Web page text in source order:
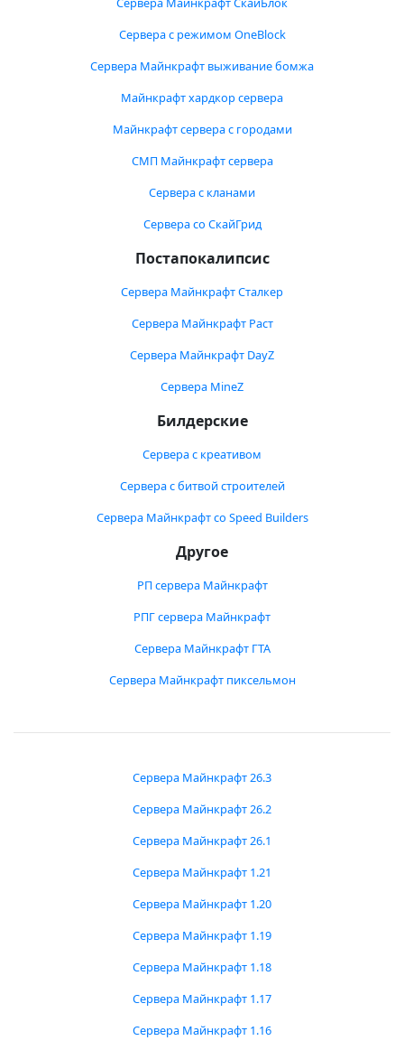
Сервера с режимом OneBlock
Сервера Майнкрафт выживание бомжа
Майнкрафт хардкор сервера
Майнкрафт сервера с городами
СМП Майнкрафт сервера
Сервера с кланами
Сервера со СкайГрид
Постапокалипсис
Сервера Майнкрафт Сталкер
Сервера Майнкрафт Раст
Сервера Майнкрафт DayZ
Сервера MineZ
Билдерские
Сервера с креативом
Сервера с битвой строителей
Сервера Майнкрафт со Speed Builders
Другое
РП сервера Майнкрафт
РПГ сервера Майнкрафт
Сервера Майнкрафт ГТА
Сервера Майнкрафт пиксельмон
Сервера Майнкрафт 26.3
Сервера Майнкрафт 26.2
Сервера Майнкрафт 26.1
Сервера Майнкрафт 1.21
Сервера Майнкрафт 1.20
Сервера Майнкрафт 1.19
Сервера Майнкрафт 1.18
Сервера Майнкрафт 1.17
Сервера Майнкрафт 1.16